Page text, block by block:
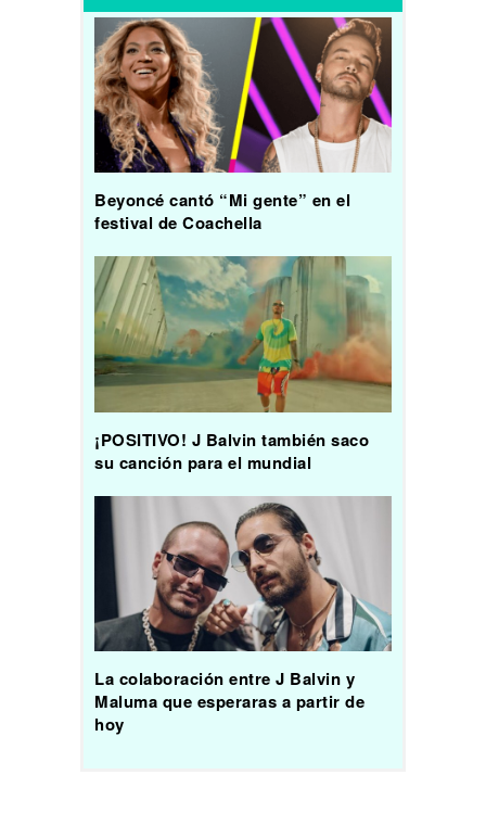
Beyoncé cantó “Mi gente” en el
festival de Coachella
¡POSITIVO! J Balvin también saco
su canción para el mundial
La colaboración entre J Balvin y
Maluma que esperaras a partir de
hoy